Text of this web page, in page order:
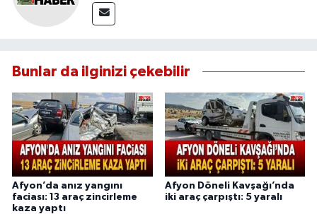
Bunlar da ilginizi çekebilir
Afyon’da anız yangını
faciası: 13 araç zincirleme
kaza yaptı
Afyon Döneli Kavşağı’nda
iki araç çarpıştı: 5 yaralı